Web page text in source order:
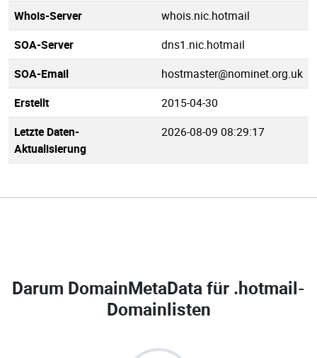
Whois-Server
whois.nic.hotmail
SOA-Server
dns1.nic.hotmail
SOA-Email
hostmaster@nominet.org.uk
Erstellt
2015-04-30
Letzte Daten-
Aktualisierung
2026-08-09 08:29:17
Darum DomainMetaData für .hotmail-
Domainlisten